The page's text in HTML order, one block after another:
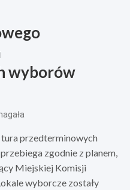
wyborów
tura przedterminowych
zgodnie z planem,
Miejskiej Komisji
wyborcze zostały